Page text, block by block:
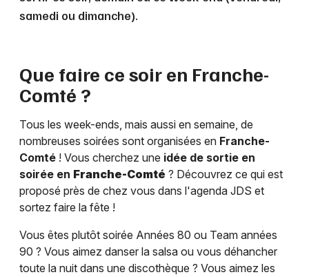
samedi ou dimanche).
Que faire ce soir en Franche-
Comté ?
Tous les week-ends, mais aussi en semaine, de
nombreuses soirées sont organisées en Franche-
Comté ! Vous cherchez une idée de sortie en
soirée en Franche-Comté ? Découvrez ce qui est
proposé près de chez vous dans l'agenda JDS et
sortez faire la fête !
Vous êtes plutôt soirée Années 80 ou Team années
90 ? Vous aimez danser la salsa ou vous déhancher
toute la nuit dans une discothèque ? Vous aimez les